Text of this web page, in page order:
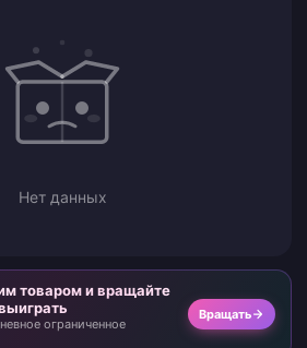
Нет данных
товаром и вращайте
Вращать